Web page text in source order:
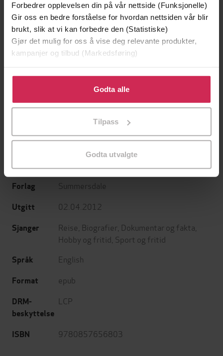
Forbedrer opplevelsen din på vår nettside (Funksjonelle)
Gir oss en bedre forståelse for hvordan nettsiden vår blir
brukt, slik at vi kan forbedre den (Statistiske)
Gjør det mulig for oss å vise deg relevante produkter,
kampanjer og tilbud (Markedsføring)
Klikk på «Godta alle» for å gi oss ditt samtykke til å
bruke cookies for alle disse formålene. Du kan også
tilpasse ditt samtykke til spesifikke formål ved å klikke
Godta alle
Tilpass
Godta utvalgte
199,-
Minnesota
EBOK
349,-
EBOK
Undertittel A Coast-to-Coast Trek Along the French
Pyrenees
Forfattere
Forlag Summersdale
Utgitt 02.04.2012
Sjanger Reise Biografier Dokumentar og fakta
Hobby og fritid Sport og fritid
Språk English
Format epub
DRM-
beskyttelse
LCP
ISBN 9780857656803